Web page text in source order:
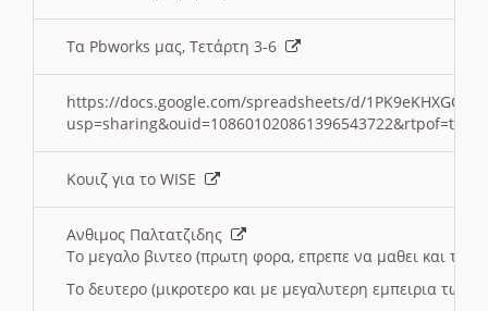
Τα Pbworks μας, Τετάρτη 3-6
https://docs.google.com/spreadsheets/d/
Κουιζ για το WISE
Ανθιμος Παλτατζιδης
Το μεγαλο βιντεο (πρωτη φορα, επρεπε να μαθει και το
Το δευτερο (μικροτερο και με μεγαλυτερη εμπειρια